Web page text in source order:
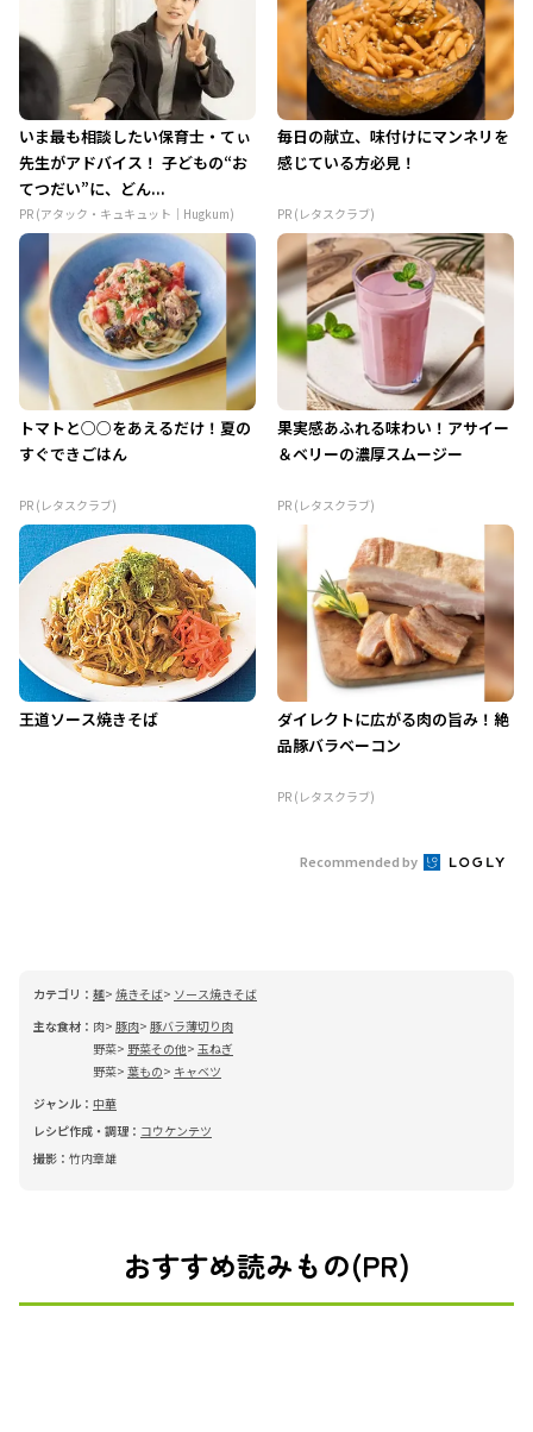
いま最も相談したい保育士・てぃ
先生がアドバイス！ 子どもの“お
てつだい”に、どん...
PR (アタック・キュキュット｜Hugkum)
毎日の献立、味付けにマンネリを
感じている方必見！
PR (レタスクラブ)
トマトと○○をあえるだけ！夏の
すぐできごはん
PR (レタスクラブ)
果実感あふれる味わい！アサイー
＆ベリーの濃厚スムージー
PR (レタスクラブ)
王道ソース焼きそば
ダイレクトに広がる肉の旨み！絶
品豚バラベーコン
PR (レタスクラブ)
Recommended by
カテゴリ： 麺 焼きそば
ソース焼きそば
主な食材： 肉 豚肉 豚バラ薄切り肉
野菜
野菜その他
玉ねぎ
野菜 葉もの
キャベツ
ジャンル： 中華
レシピ作成・調理： コウケンテツ
撮影： 竹内章雄
おすすめ読みもの(PR)